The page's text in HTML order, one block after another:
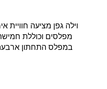
במפלס התחתון ארבעה